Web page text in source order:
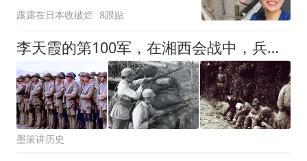
滋！
露露在日本收破烂 8跟贴
李天霞的第100军，在湘西会战中，兵力数和战绩怎么样？
墨策讲历史